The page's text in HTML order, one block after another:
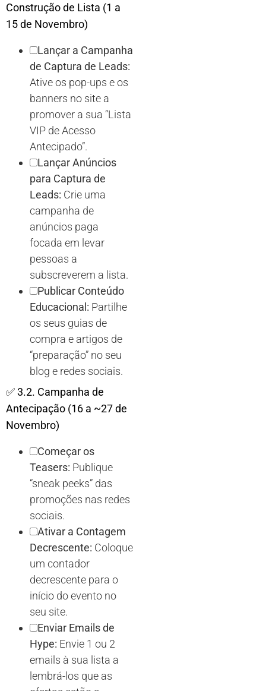
Construção de Lista (1 a
15 de Novembro)
Lançar a Campanha
de Captura de Leads:
Ative os pop-ups e os
banners no site a
promover a sua “Lista
VIP de Acesso
Antecipado”.
Lançar Anúncios
para Captura de
Leads: Crie uma
campanha de
anúncios paga
focada em levar
pessoas a
subscreverem a lista.
Publicar Conteúdo
Educacional: Partilhe
os seus guias de
compra e artigos de
“preparação” no seu
blog e redes sociais.
✅3.2. Campanha de
Antecipação (16 a ~27 de
Novembro)
Começar os
Teasers: Publique
“sneak peeks” das
promoções nas redes
sociais.
Ativar a Contagem
Decrescente: Coloque
um contador
decrescente para o
início do evento no
seu site.
Enviar Emails de
Hype: Envie 1 ou 2
emails à sua lista a
lembrá-los que as